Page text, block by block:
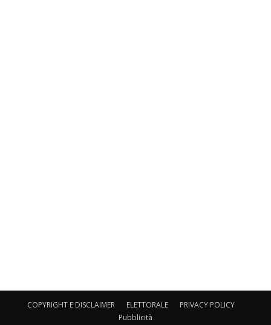
COPYRIGHT E DISCLAIMER ELETTORALE
PRIVACY POLICY
Pubblicità